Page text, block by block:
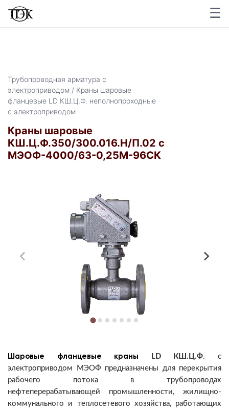
☰
Трубопроводная арматура с
электроприводом / Краны шаровые
фланцевые LD КШ.Ц.Ф. неполнопроходные
с электроприводом
Краны шаровые
КШ.Ц.Ф.350/300.016.Н/П.02 с
МЭОФ-4000/63-0,25М-96СК
Шаровые фланцевые краны LD КШ.Ц.Ф.с
электроприводом МЭОФ предназначены для перекрытия
рабочего потока в трубопроводах
нефтеперерабатывающей промышленности, жилищно-
коммунального и теплосетевого хозяйства, работающих